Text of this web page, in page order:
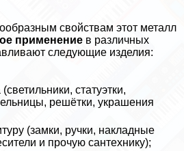
свойствам этот металл
применение в различных
следующие изделия:
статуэтки,
решётки, украшения
(замки, ручки, накладные
и прочую сантехнику);